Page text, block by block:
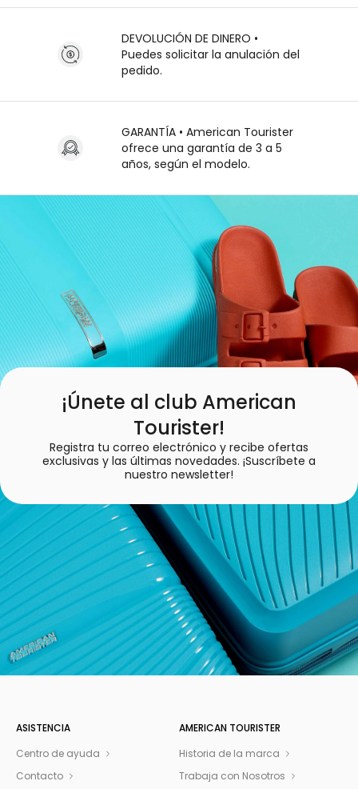
DEVOLUCIÓN DE DINERO •
Puedes solicitar la anulación del
pedido.
GARANTÍA • American Tourister
ofrece una garantía de 3 a 5
años, según el modelo.
¡Únete al club American
Tourister!
Registra tu correo electrónico y recibe ofertas
exclusivas y las últimas novedades. ¡Suscríbete a
nuestro newsletter!
ASISTENCIA
Centro de ayuda
Contacto
AMERICAN TOURISTER
Historia de la marca
Trabaja con Nosotros